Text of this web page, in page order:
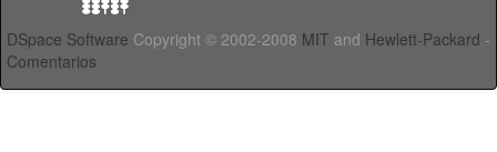
DSpace Software Copyright © 2002-2008 MIT and Hewlett-Packard -
Comentarios